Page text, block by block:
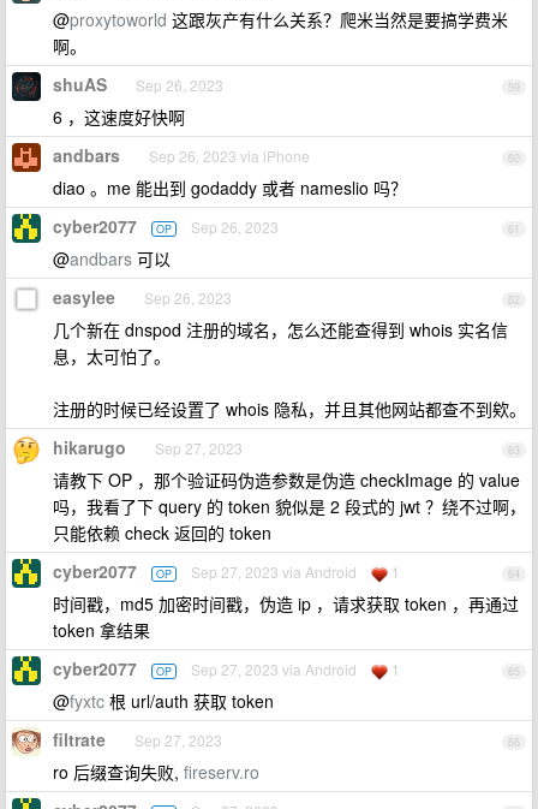
@proxytoworld 这跟灰产有什么关系？爬米当然是要搞学费米
啊。
59
shuAS Sep 26, 2023
6 ，这速度好快啊
60
andbars Sep 26, 2023 via iPhone
diao 。me 能出到 godaddy 或者 nameslio 吗？
61
cyber2077 OP Sep 26, 2023
@andbars 可以
62
easylee Sep 26, 2023
几个新在 dnspod 注册的域名，怎么还能查得到 whois 实名信
息，太可怕了。
注册的时候已经设置了 whois 隐私，并且其他网站都查不到欸。
63
hikarugo Sep 27, 2023
请教下 OP ，那个验证码伪造参数是伪造 checkImage 的 value
吗，我看了下 query 的 token 貌似是 2 段式的 jwt ？绕不过啊，
只能依赖 check 返回的 token
64
cyber2077 OP Sep 27, 2023 via Android 1
时间戳，md5 加密时间戳，伪造 ip ，请求获取 token ，再通过
token 拿结果
65
cyber2077 OP Sep 27, 2023 via Android 1
@fyxtc 根 url/auth 获取 token
66
filtrate Sep 27, 2023
ro 后缀查询失败, fireserv.ro